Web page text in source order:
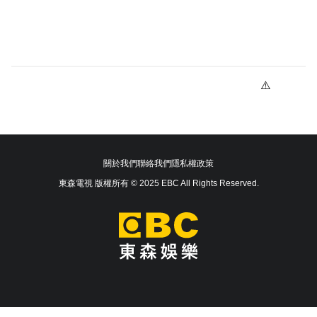
關於我們聯絡我們隱私權政策
東森電視 版權所有 © 2025 EBC All Rights Reserved.